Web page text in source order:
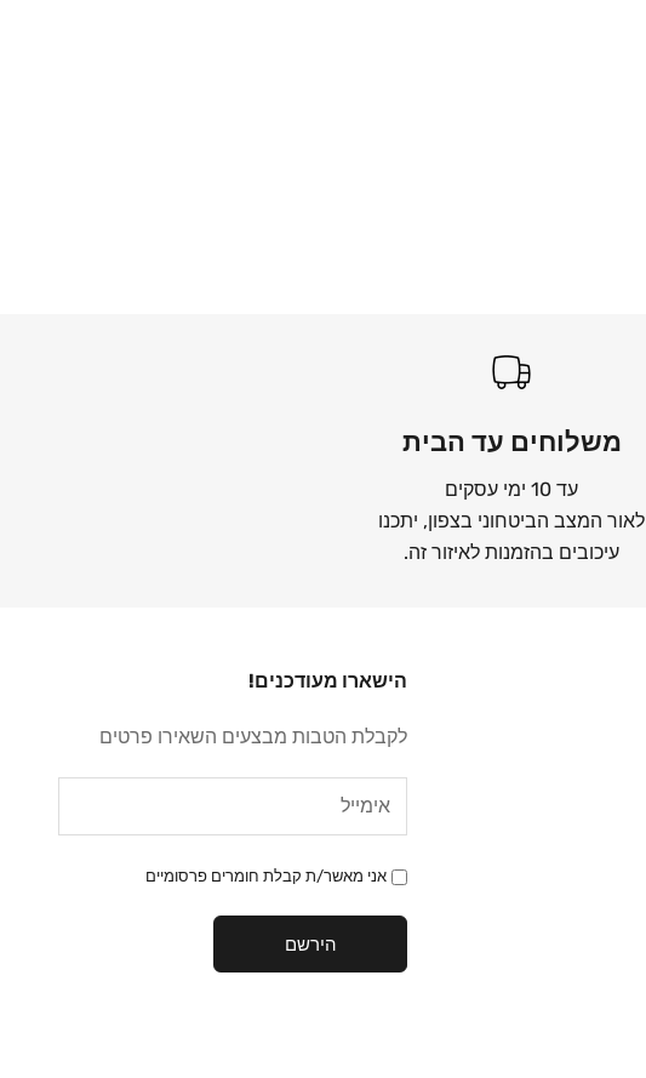
משלוחים עד הבית
עד 10 ימי עסקים
לאור המצב הביטחוני בצפון, יתכנו
עיכובים בהזמנות לאיזור זה.
הישארו מעודכנים!
לקבלת הטבות מבצעים השאירו פרטים
אני מאשר/ת קבלת חומרים פרסומיים
הירשם